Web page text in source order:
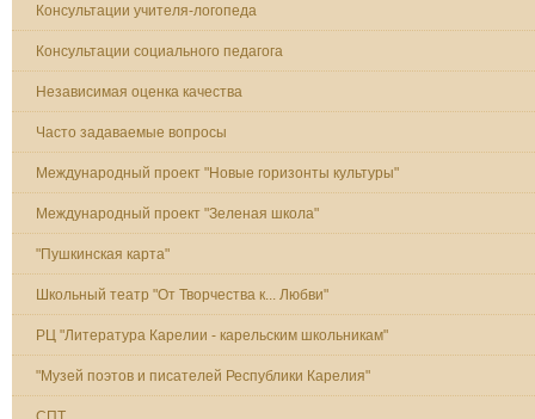
Консультации учителя-логопеда
Консультации социального педагога
Независимая оценка качества
Часто задаваемые вопросы
Международный проект "Новые горизонты культуры"
Международный проект "Зеленая школа"
"Пушкинская карта"
Школьный театр "От Творчества к... Любви"
РЦ "Литература Карелии - карельским школьникам"
"Музей поэтов и писателей Республики Карелия"